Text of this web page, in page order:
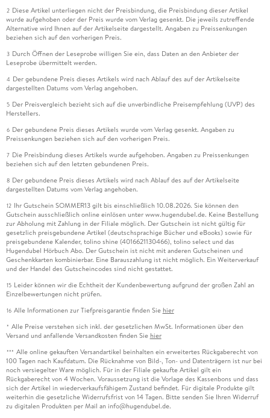
2 Diese Artikel unterliegen nicht der Preisbindung, die Preisbindung dieser Artikel
wurde aufgehoben oder der Preis wurde vom Verlag gesenkt. Die jeweils zutreffende
Alternative wird Ihnen auf der Artikelseite dargestellt. Angaben zu Preissenkungen
beziehen sich auf den vorherigen Preis.
3 Durch Öffnen der Leseprobe willigen Sie ein, dass Daten an den Anbieter der
Leseprobe übermittelt werden.
4 Der gebundene Preis dieses Artikels wird nach Ablauf des auf der Artikelseite
dargestellten Datums vom Verlag angehoben.
5 Der Preisvergleich bezieht sich auf die unverbindliche Preisempfehlung (UVP) des
Herstellers.
6 Der gebundene Preis dieses Artikels wurde vom Verlag gesenkt. Angaben zu
Preissenkungen beziehen sich auf den vorherigen Preis.
7 Die Preisbindung dieses Artikels wurde aufgehoben. Angaben zu Preissenkungen
beziehen sich auf den letzten gebundenen Preis.
8 Der gebundene Preis dieses Artikels wird nach Ablauf des auf der Artikelseite
dargestellten Datums vom Verlag angehoben.
12 Ihr Gutschein SOMMER13 gilt bis einschließlich 10.08.2026. Sie können den
Gutschein ausschließlich online einlösen unter www.hugendubel.de. Keine Bestellung
zur Abholung mit Zahlung in der Filiale möglich. Der Gutschein ist nicht gültig für
gesetzlich preisgebundene Artikel (deutschsprachige Bücher und eBooks) sowie für
preisgebundene Kalender, tolino shine (4016621130466), tolino select und das
Hugendubel Hörbuch Abo. Der Gutschein ist nicht mit anderen Gutscheinen und
Geschenkkarten kombinierbar. Eine Barauszahlung ist nicht möglich. Ein Weiterverkauf
und der Handel des Gutscheincodes sind nicht gestattet.
15 Leider können wir die Echtheit der Kundenbewertung aufgrund der großen Zahl an
Einzelbewertungen nicht prüfen.
16 Alle Informationen zur Tiefpreisgarantie finden Sie hier
* Alle Preise verstehen sich inkl. der gesetzlichen MwSt. Informationen über den
Versand und anfallende Versandkosten finden Sie hier
*** Alle online gekauften Versandartikel beinhalten ein erweitertes Rückgaberecht von
100 Tagen nach Kaufdatum. Die Rücknahme von Bild-, Ton- und Datenträgern ist nur bei
noch versiegelter Ware möglich. Für in der Filiale gekaufte Artikel gilt ein
Rückgaberecht von 4 Wochen. Voraussetzung ist die Vorlage des Kassenbons und dass
sich der Artikel in wiederverkaufsfähigem Zustand befindet. Für digitale Produkte gilt
weiterhin die gesetzliche Widerrufsfrist von 14 Tagen. Bitte senden Sie Ihren Widerruf
zu digitalen Produkten per Mail an info@hugendubel.de.